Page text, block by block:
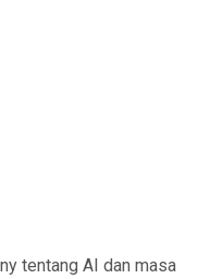
tentang AI dan masa